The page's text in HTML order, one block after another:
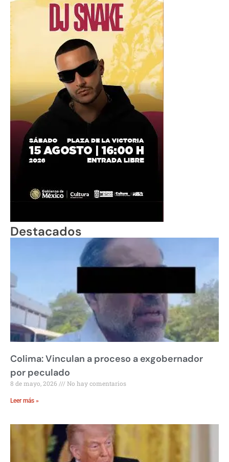
Destacados
Colima: Vinculan a proceso a exgobernador
por peculado
8 de mayo, 2026 No hay comentarios
Leer más »